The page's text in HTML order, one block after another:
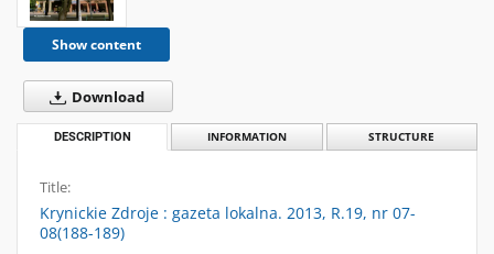
Show content
Download
DESCRIPTION INFORMATION STRUCTURE
Title:
Krynickie Zdroje : gazeta lokalna. 2013, R.19, nr 07-
08(188-189)